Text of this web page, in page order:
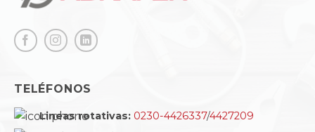
TELÉFONOS
Lineas rotativas: 0230-4426337/4427209